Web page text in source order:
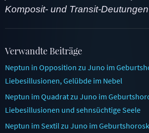
Komposit- und Transit-
Verwandte Beiträge
Neptun in Opposition zu Juno im
Liebesillusionen, Gelübde im Nebel
Neptun im Quadrat zu Juno im
Liebesillusionen und sehnsüchtige Seele
Neptun im Sextil zu Juno im